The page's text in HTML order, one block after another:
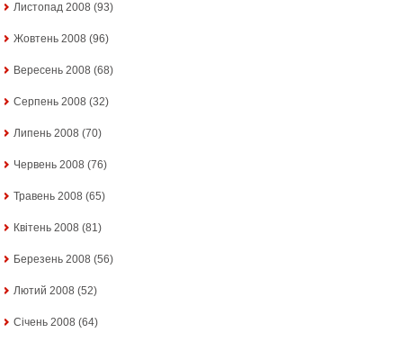
Листопад 2008 (93)
Жовтень 2008 (96)
Вересень 2008 (68)
Серпень 2008 (32)
Липень 2008 (70)
Червень 2008 (76)
Травень 2008 (65)
Квітень 2008 (81)
Березень 2008 (56)
Лютий 2008 (52)
Січень 2008 (64)